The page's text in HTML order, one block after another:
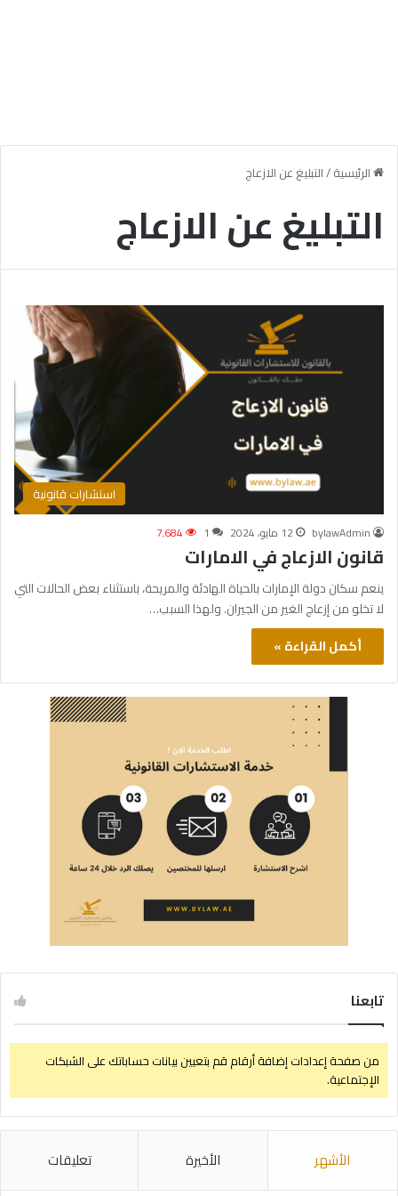
الرئيسية/التبليغ عن الازعاج
التبليغ عن الازعاج
استشارات قانونية
bylawAdmin 12 مايو، 2024 1 7٬684
قانون الازعاج في الامارات
ينعم سكان دولة الإمارات بالحياة الهادئة والمريحة، باستثناء بعض الحالات التي
لا تخلو من إزعاج الغير من الجيران. ولهذا السبب…
أكمل القراءة »
تابعنا
من صفحة إعدادات إضافة أرقام قم بتعيين بيانات حساباتك على الشبكات
الإجتماعية.
الأشهر الأخيرة تعليقات